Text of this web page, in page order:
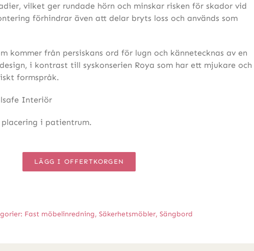
vilket ger rundade hörn och minskar risken för skador vid
förhindrar även att delar bryts loss och används som
kommer från persiskans ord för lugn och kännetecknas av en
i kontrast till syskonserien Roya som har ett mjukare och
formspråk.
Interiör
i patientrum.
LÄGG I OFFERTKORGEN
Fast möbelinredning, Säkerhetsmöbler, Sängbord